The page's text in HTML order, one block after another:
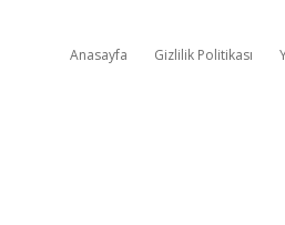
Anasayfa Gizlilik Politikası